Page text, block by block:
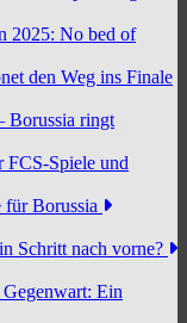
2025: No bed of
den Weg ins Finale
Borussia ringt
FCS-Spiele und
für Borussia
Schritt nach vorne?
Ein